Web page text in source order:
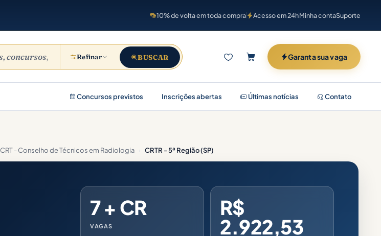
10% de volta em toda compra Acesso em 24hMinha contaSuporte
Refinar BUSCAR Garanta sua vaga
Concursos previstos Inscrições abertas Últimas notícias Contato
CRT - Conselho de Técnicos em Radiologia › CRTR - 5ª Região (SP)
7 + CR
VAGAS
R$
2.922,53